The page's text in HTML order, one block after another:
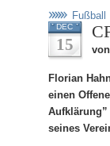
Fußball
DEC
15
Florian
einen
seines